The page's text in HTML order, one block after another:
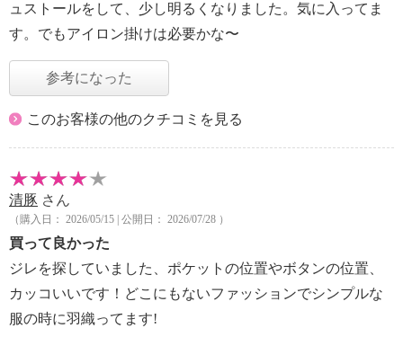
ュストールをして、少し明るくなりました。気に入ってま
す。でもアイロン掛けは必要かな〜
参考になった
このお客様の他のクチコミを見る
清豚 さん
（購入日： 2026/05/15 | 公開日： 2026/07/28 ）
買って良かった
ジレを探していました、ポケットの位置やボタンの位置、
カッコいいです！どこにもないファッションでシンプルな
服の時に羽織ってます!